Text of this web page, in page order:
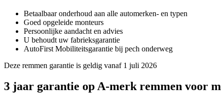
Betaalbaar onderhoud aan alle automerken- en typen
Goed opgeleide monteurs
Persoonlijke aandacht en advies
U behoudt uw fabrieksgarantie
AutoFirst Mobiliteitsgarantie bij pech onderweg
Deze remmen garantie is geldig vanaf 1 juli 2026
3 jaar garantie op A-merk remmen voor